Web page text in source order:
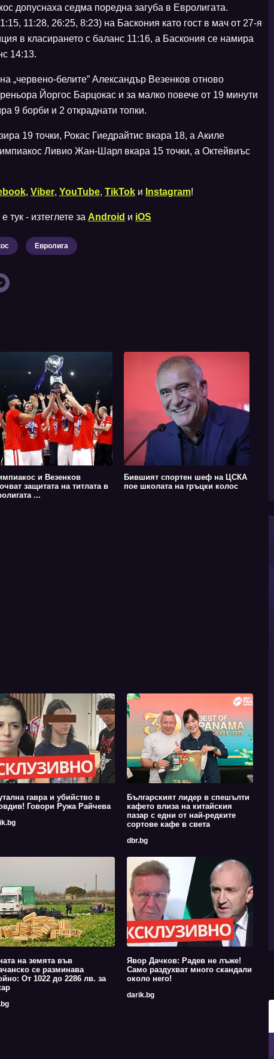
допуснаха седма поредна загуба в Евролигата.
11:28, 26:25, 8:23) на Баскония като гост в мач от 27-я
в класирането с баланс 11:16, а Баскония се намира
14:13.
„червено-белите” Александър Везенков отново
Йоргос Барцокас и за малко повече от 19 минути
9 борби и 2 откраднати топки.
19 точки, Рокас Гиедрайтис вкара 18, а Акиле
Ливио Жан-Шарл вкара 15 точки, а Октейвиъс
, Viber, YouTube, TikTok и Instagram!
тук - изтеглете за Android и iOS
Евролига
и Везенков
защитата на титлата в
...
Бившият спортен шеф на ЦСКА
пое школата на гръцки колос
гавра и убийство в
Говори Ружа Райчева
Българският лидер в спешълти
кафето влиза на китайския
пазар с едни от най-редките
сортове кафе в света
dbr.bg
на земята във
се разминава
От 1022 до 2286 лв. за
Явор Дачков: Радев не лъже!
Само раздухват много скандали
около него!
darik.bg